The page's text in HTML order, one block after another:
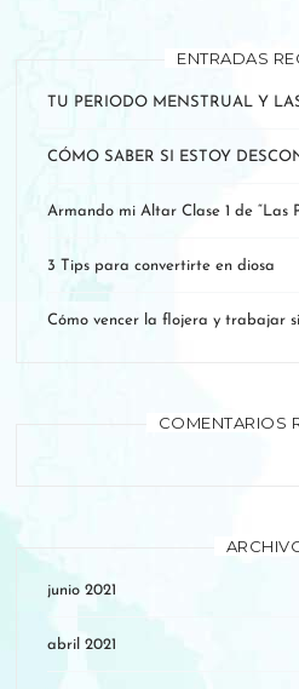
ENTRADAS
TU PERIODO MENSTRUAL Y
CÓMO SABER SI ESTOY
Armando mi Altar Clase 1 de “Las
3 Tips para convertirte en diosa
Cómo vencer la flojera y trabajar
COMENTARIOS
junio 2021
abril 2021